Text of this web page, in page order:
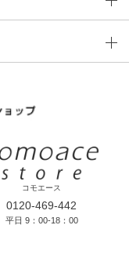
コモエース
0120-469-442
平日 9：00-18：00